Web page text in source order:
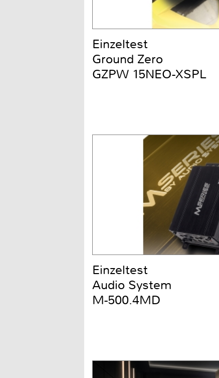
Einzeltest
Ground Zero
GZPW 15NEO-XSPL
Einzeltest
Audio System
M-500.4MD